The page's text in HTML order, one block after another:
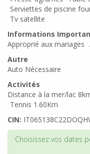
Serviettes de piscine
Tv satellite
Informations
Approprié aux mariages
Autre
Auto Nécessaire
Activités
Distance à la mer/lac
Tennis 1.60Km
CIN:
Choisissez vos dates